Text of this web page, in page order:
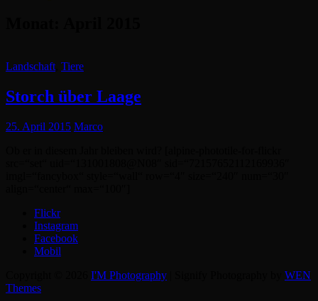
Cat
Landschaft Tiere
Storch über Laage
Posted
25. April 2015 Marco
Flickr
Instagram
Facebook
Mobil
I'M Photography
WEN
Themes